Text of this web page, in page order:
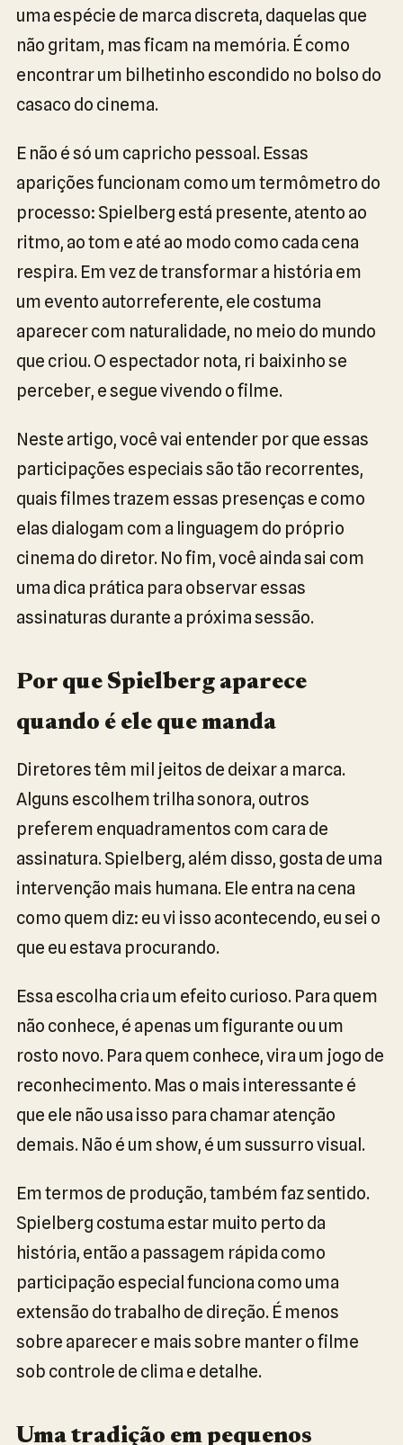
uma espécie de marca discreta, daquelas que
não gritam, mas ficam na memória. É como
encontrar um bilhetinho escondido no bolso do
casaco do cinema.
E não é só um capricho pessoal. Essas
aparições funcionam como um termômetro do
processo: Spielberg está presente, atento ao
ritmo, ao tom e até ao modo como cada cena
respira. Em vez de transformar a história em
um evento autorreferente, ele costuma
aparecer com naturalidade, no meio do mundo
que criou. O espectador nota, ri baixinho se
perceber, e segue vivendo o filme.
Neste artigo, você vai entender por que essas
participações especiais são tão recorrentes,
quais filmes trazem essas presenças e como
elas dialogam com a linguagem do próprio
cinema do diretor. No fim, você ainda sai com
uma dica prática para observar essas
assinaturas durante a próxima sessão.
Por que Spielberg aparece
quando é ele que manda
Diretores têm mil jeitos de deixar a marca.
Alguns escolhem trilha sonora, outros
preferem enquadramentos com cara de
assinatura. Spielberg, além disso, gosta de uma
intervenção mais humana. Ele entra na cena
como quem diz: eu vi isso acontecendo, eu sei o
que eu estava procurando.
Essa escolha cria um efeito curioso. Para quem
não conhece, é apenas um figurante ou um
rosto novo. Para quem conhece, vira um jogo de
reconhecimento. Mas o mais interessante é
que ele não usa isso para chamar atenção
demais. Não é um show, é um sussurro visual.
Em termos de produção, também faz sentido.
Spielberg costuma estar muito perto da
história, então a passagem rápida como
participação especial funciona como uma
extensão do trabalho de direção. É menos
sobre aparecer e mais sobre manter o filme
sob controle de clima e detalhe.
Uma tradição em pequenos